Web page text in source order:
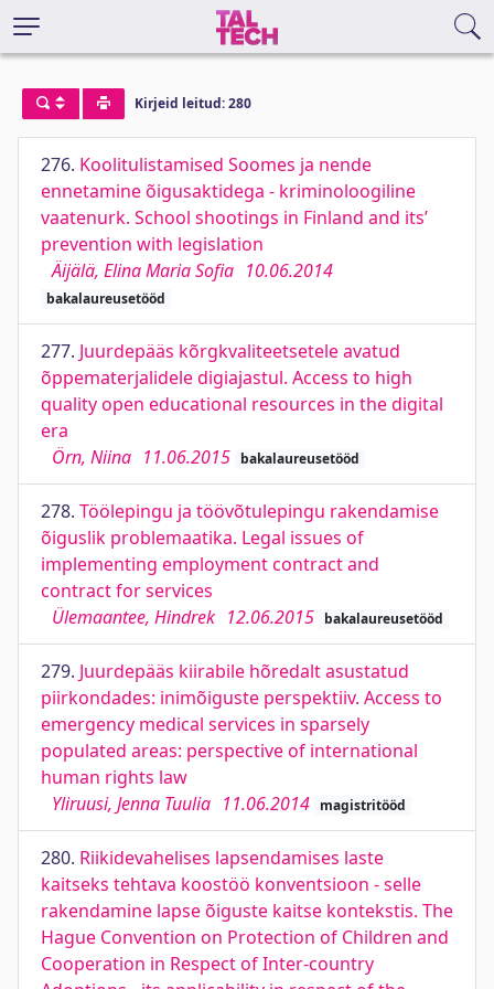
Kirjeid leitud: 280
276. Koolitulistamised Soomes ja nende
ennetamine õigusaktidega - kriminoloogiline
vaatenurk. School shootings in Finland and its’
prevention with legislation
Äijälä, Elina Maria Sofia 10.06.2014
bakalaureusetööd
277. Juurdepääs kõrgkvaliteetsetele avatud
õppematerjalidele digiajastul. Access to high
quality open educational resources in the digital
era
Örn, Niina 11.06.2015 bakalaureusetööd
278. Töölepingu ja töövõtulepingu rakendamise
õiguslik problemaatika. Legal issues of
implementing employment contract and
contract for services
Ülemaantee, Hindrek 12.06.2015 bakalaureusetööd
279. Juurdepääs kiirabile hõredalt asustatud
piirkondades: inimõiguste perspektiiv. Access to
emergency medical services in sparsely
populated areas: perspective of international
human rights law
Yliruusi, Jenna Tuulia 11.06.2014 magistritööd
280. Riikidevahelises lapsendamises laste
kaitseks tehtava koostöö konventsioon - selle
rakendamine lapse õiguste kaitse kontekstis. The
Hague Convention on Protection of Children and
Cooperation in Respect of Inter-country